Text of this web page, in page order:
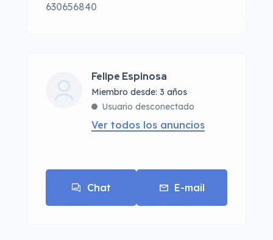
630656840
Felipe Espinosa
Miembro desde: 3 años
Usuario desconectado
Ver todos los anuncios
Chat E-mail